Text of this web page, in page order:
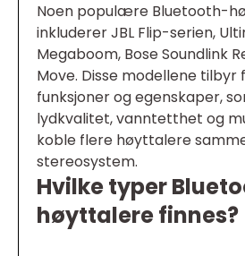
Noen populære Bluetooth-
inkluderer JBL Flip-serien,
Megaboom, Bose Soundlink
Move. Disse modellene tilbyr
funksjoner og egenskaper,
lydkvalitet, vanntetthet og
koble flere høyttalere
stereosystem.
Hvilke typer
høyttalere finnes?